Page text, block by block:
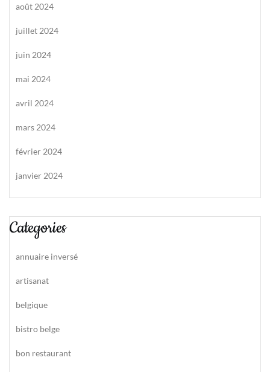
août 2024
juillet 2024
juin 2024
mai 2024
avril 2024
mars 2024
février 2024
janvier 2024
Categories
annuaire inversé
artisanat
belgique
bistro belge
bon restaurant